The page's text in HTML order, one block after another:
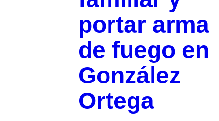
portar arma
de fuego en
González
Ortega